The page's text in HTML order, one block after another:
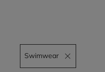
Swimwear
Remove filter Swimwear